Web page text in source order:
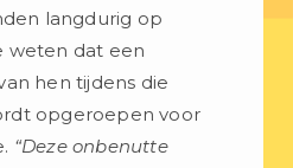
langdurig op
weten dat een
hen tijdens die
opgeroepen voor
“Deze onbenutte